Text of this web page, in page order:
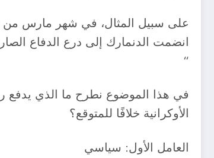
انضمت الدنمارك إلى درع الدفاع
“
في هذا الموضوع نطرح ما الذي يدفع
الأوكرانية خلافًا للمتوقع؟
العامل الأول: سياسي ​